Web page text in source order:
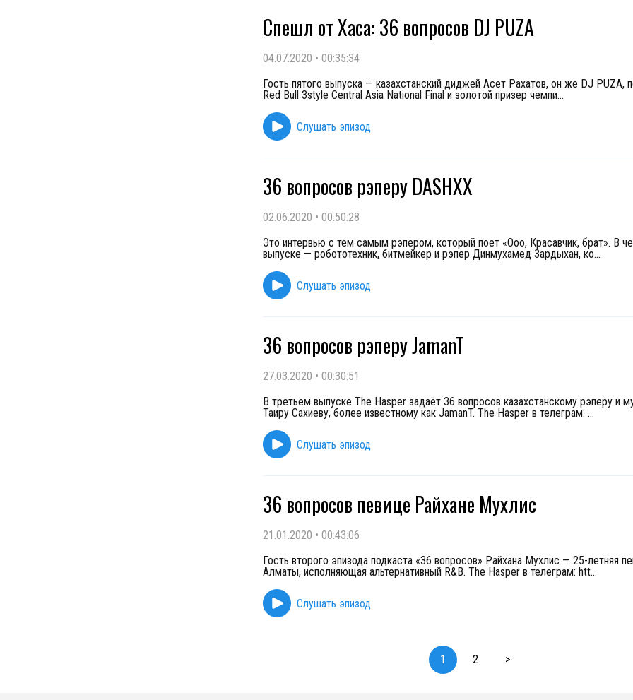
Спешл от Хаса: 36 вопросов DJ PUZA
04.07.2020 • 00:35:34
Гость пятого выпуска — казахстанский диджей Асет Рахатов, он же DJ PUZA,
Red Bull 3style Central Asia National Final и золотой призер чемпи...
Слушать эпизод
36 вопросов рэперу DASHXX
02.06.2020 • 00:50:28
Это интервью с тем самым рэпером, который поет «Ооо, Красавчик, брат». В
выпуске — робототехник, битмейкер и рэпер Динмухамед Зардыхан, ко...
Слушать эпизод
36 вопросов рэперу JamanT
27.03.2020 • 00:30:51
В третьем выпуске The Hasper задаёт 36 вопросов казахстанскому рэперу и
Таиру Сахиеву, более известному как JamanT. The Hasper в телеграм: ...
Слушать эпизод
36 вопросов певице Райхане Мухлис
21.01.2020 • 00:43:06
Гость второго эпизода подкаста «36 вопросов» Райхана Мухлис — 25-летняя
Алматы, исполняющая альтернативный R&B. The Hasper в телеграм: htt...
Слушать эпизод
1 2 >